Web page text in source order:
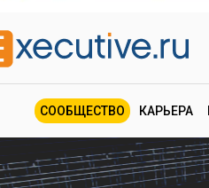
СООБЩЕСТВО КАРЬЕРА